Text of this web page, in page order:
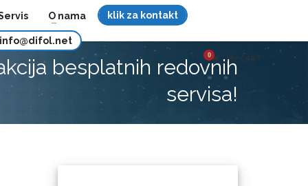
O nama klik za kontakt
info@difol.net
MY CART
besplatnih redovnih
servisa!